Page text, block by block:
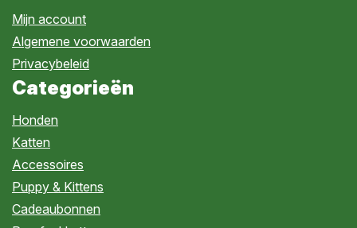
Mijn account
Algemene voorwaarden
Privacybeleid
Categorieën
Honden
Katten
Accessoires
Puppy & Kittens
Cadeaubonnen